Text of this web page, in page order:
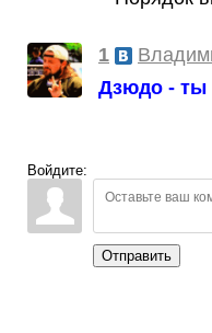
1
Дзюдо - ты
Войдите:
Отправить